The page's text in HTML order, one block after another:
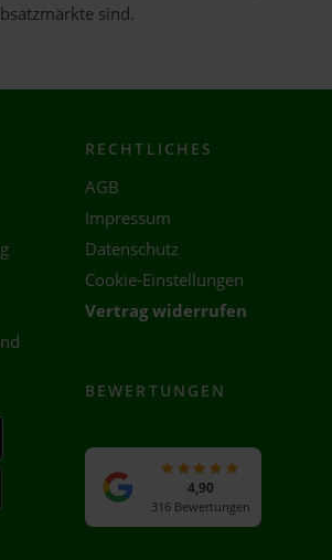
sind.
RECHTLICHES
AGB
Impressum
Datenschutz
Cookie-Einstellungen
Vertrag widerrufen
BEWERTUNGEN
4,90
316 Bewertungen